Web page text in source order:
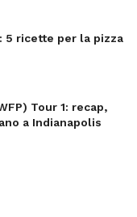
5 ricette per la pizza
Tour 1: recap,
a Indianapolis